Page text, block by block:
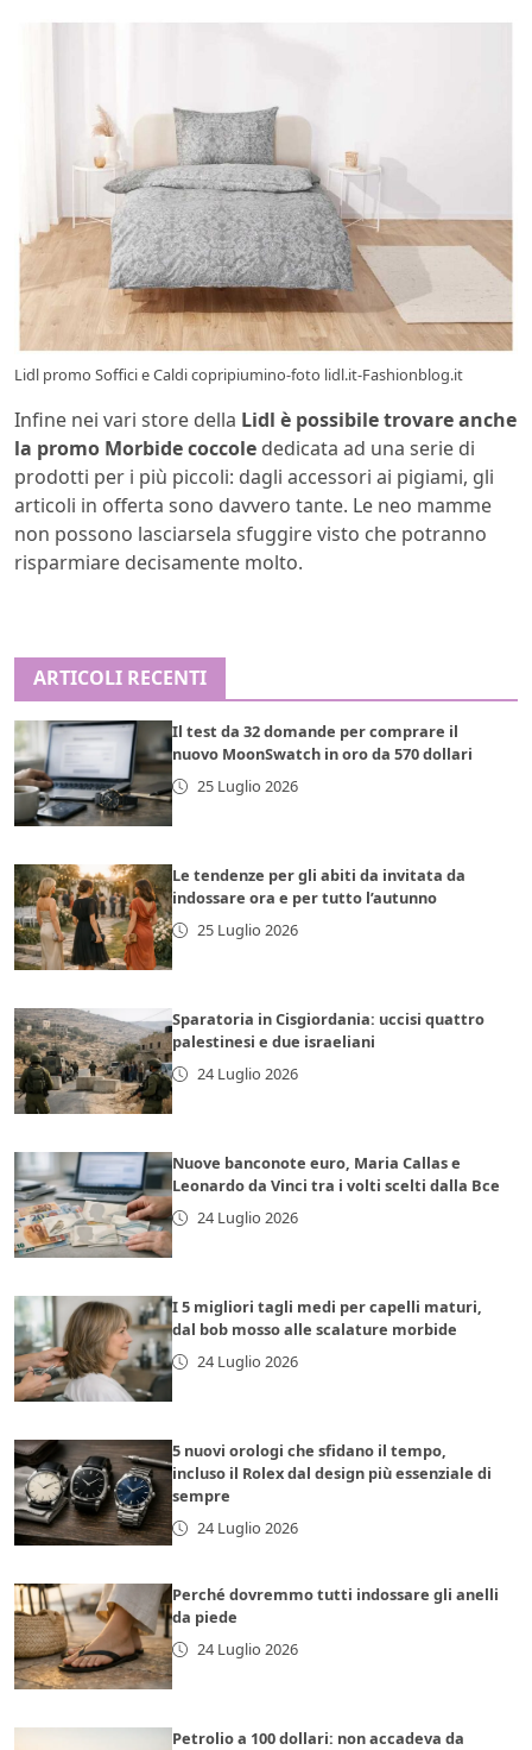
Lidl promo Soffici e Caldi copripiumino-foto lidl.it-Fashionblog.it
Infine nei vari store della Lidl è possibile trovare anche
la promo Morbide coccole dedicata ad una serie di
prodotti per i più piccoli: dagli accessori ai pigiami, gli
articoli in offerta sono davvero tante. Le neo mamme
non possono lasciarsela sfuggire visto che potranno
risparmiare decisamente molto.
ARTICOLI RECENTI
Il test da 32 domande per comprare il
nuovo MoonSwatch in oro da 570 dollari
25 Luglio 2026
Le tendenze per gli abiti da invitata da
indossare ora e per tutto l’autunno
25 Luglio 2026
Sparatoria in Cisgiordania: uccisi quattro
palestinesi e due israeliani
24 Luglio 2026
Nuove banconote euro, Maria Callas e
Leonardo da Vinci tra i volti scelti dalla Bce
24 Luglio 2026
I 5 migliori tagli medi per capelli maturi,
dal bob mosso alle scalature morbide
24 Luglio 2026
5 nuovi orologi che sfidano il tempo,
incluso il Rolex dal design più essenziale di
sempre
24 Luglio 2026
Perché dovremmo tutti indossare gli anelli
da piede
24 Luglio 2026
Petrolio a 100 dollari: non accadeva da